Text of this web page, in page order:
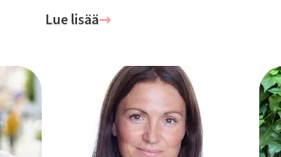
Lue lisää